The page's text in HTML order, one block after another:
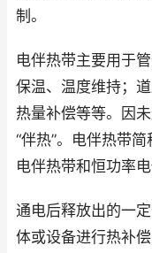
制。
电伴热带主要用于
保温、温度维持；
热量补偿等等。因
“伴热”。电伴热带简
电伴热带和恒功率电
通电后释放出的一
体或设备进行热补